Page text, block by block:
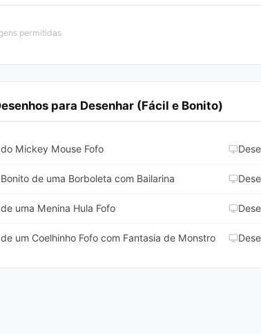
permitidas
para Desenhar (Fácil e Bonito)
Mickey Mouse Fofo
de uma Borboleta com Bailarina
uma Menina Hula Fofo
um Coelhinho Fofo com Fantasia de Monstro